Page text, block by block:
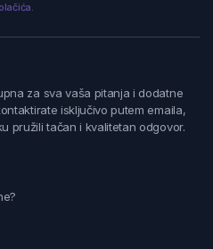
za sva vaša pitanja i dodatne
isključivo putem emaila,
pružili tačan i kvalitetan odgovor.